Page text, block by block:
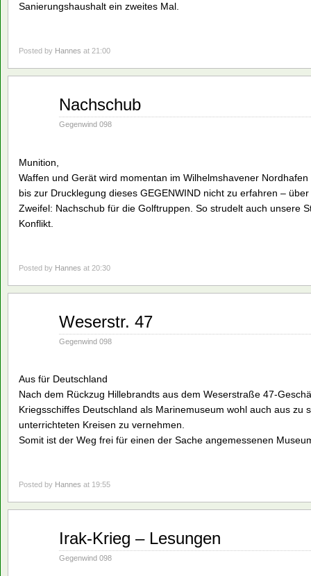
Sanierungshaushalt ein zweites Mal.
Posted by Hannes at 21:00
Nachschub
Gegenwind 098
Munition,
Waffen und Gerät wird momentan im Wilhelmshavener
bis zur Drucklegung dieses GEGENWIND nicht zu erfahren –
Zweifel: Nachschub für die Golftruppen. So strudelt auch unsere
Konflikt.
Posted by Hannes at 20:30
Weserstr. 47
Gegenwind 098
Aus für Deutschland
Nach dem Rückzug Hillebrandts aus dem Weserstraße 47-
Kriegsschiffes Deutschland als Marinemuseum wohl auch aus zu
unterrichteten Kreisen zu vernehmen.
Somit ist der Weg frei für einen der Sache angemessenen
Posted by Hannes at 19:55
Irak-Krieg – Lesungen
Gegenwind 098